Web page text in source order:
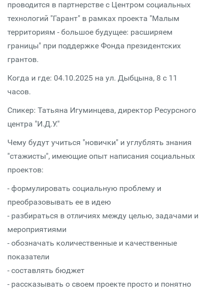
проводится в партнерстве с Центром социальных
технологий "Гарант" в рамках проекта "Малым
территориям - большое будущее: расширяем
границы" при поддержке Фонда президентских
грантов.
Когда и где: 04.10.2025 на ул. Дыбцына, 8 с 11
часов.
Спикер: Татьяна Игуминцева, директор Ресурсного
центра "И.Д.У."
Чему будут учиться "новички" и углублять знания
"стажисты", имеющие опыт написания социальных
проектов:
- формулировать социальную проблему и
преобразовывать ее в идею
- разбираться в отличиях между целью, задачами и
мероприятиями
- обозначать количественные и качественные
показатели
- составлять бюджет
- рассказывать о своем проекте просто и понятно